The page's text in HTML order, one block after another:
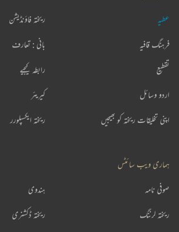
عطیہ
فرہنگ قافیہ
تقطیع
اردو وسائل
اپنی تخلیقات ریختہ کو بھیجیں
ریختہ فاؤنڈیشن
بانی : تعارف
رابطہ کیجیے
کیریئر
ریختہ ایکسپلورر
ہماری ویب سائٹس
ہندوی صوفی نامہ
ریختہ ڈکشنری ریختہ لرننگ